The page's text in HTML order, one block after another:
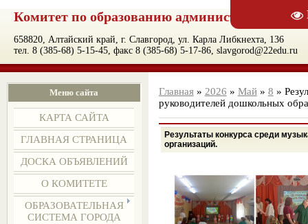
Комитет по образованию администрации
658820, Алтайский край, г. Славгород, ул. Карла Либкнехта, 136
тел. 8 (385-68) 5-15-45, факс 8 (385-68) 5-17-86, slavgorod@22edu.ru
Меню сайта
КАРТА САЙТА
ГЛАВНАЯ СТРАНИЦА
ДОСКА ОБЪЯВЛЕНИЙ
О КОМИТЕТЕ
ОБРАЗОВАТЕЛЬНАЯ
СИСТЕМА ГОРОДА
Главная» 2026 » Май » 8 »
руководителей дошкольных
Результаты конкурса среди
организаций.